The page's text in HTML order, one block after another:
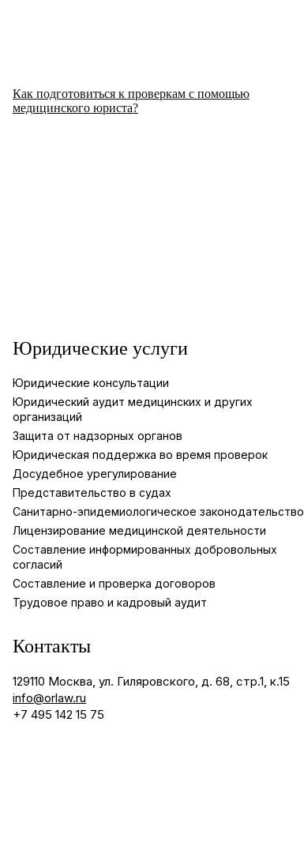
Как подготовиться к проверкам с помощью
медицинского юриста?
Юридические услуги
Юридические консультации
Юридический аудит медицинских и других
организаций
Защита от надзорных органов
Юридическая поддержка во время проверок
Досудебное урегулирование
Представительство в судах
Санитарно-эпидемиологическое законодательство
Лицензирование медицинской деятельности
Составление информированных добровольных
согласий
Составление и проверка договоров
Трудовое право и кадровый аудит
Контакты
129110 Москва, ул. Гиляровского, д. 68, стр.1, к.15
info@orlaw.ru
+7 495 142 15 75